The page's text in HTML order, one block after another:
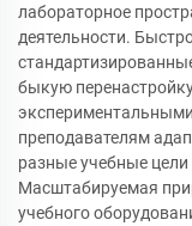
лабораторное
деятельности.
быкую
преподавателям
разные учебные
Масштабируемая
учебного